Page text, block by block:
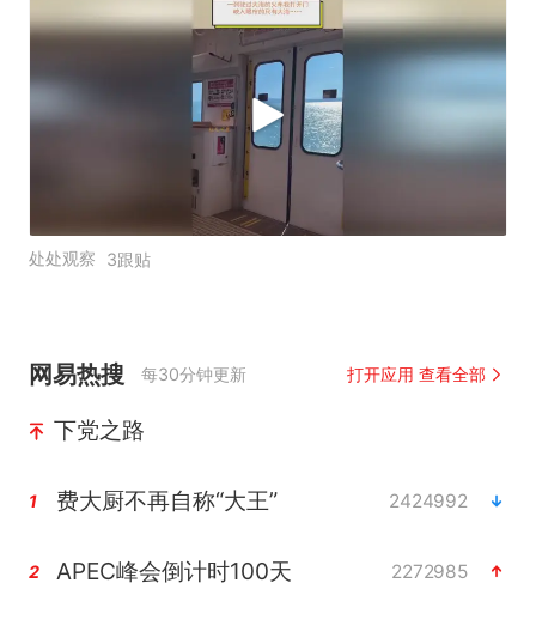
处处观察 3跟贴
网易热搜 每30分钟更新 打开应用 查看全部
下党之路
1 费大厨不再自称“大王” 2424992
2 APEC峰会倒计时100天 2272985